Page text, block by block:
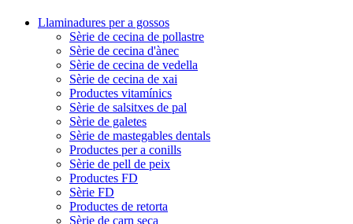
Llaminadures per a gossos
Sèrie de cecina de pollastre
Sèrie de cecina d'ànec
Sèrie de cecina de vedella
Sèrie de cecina de xai
Productes vitamínics
Sèrie de salsitxes de pal
Sèrie de galetes
Sèrie de mastegables dentals
Productes per a conills
Sèrie de pell de peix
Productes FD
Sèrie FD
Productes de retorta
Sèrie de carn seca